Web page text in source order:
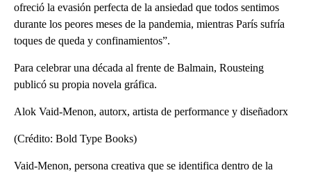
ofreció la evasión perfecta de la ansiedad que todos sentimos
durante los peores meses de la pandemia, mientras París sufría
toques de queda y confinamientos”.
Para celebrar una década al frente de Balmain, Rousteing
publicó su propia novela gráfica.
Alok Vaid-Menon, autorx, artista de performance y diseñadorx
(Crédito: Bold Type Books)
Vaid-Menon, persona creativa que se identifica dentro de la